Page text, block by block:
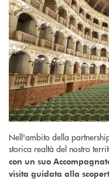
Nell'ambito della
storica realtà del nostro
con un suo
visita guidata alla